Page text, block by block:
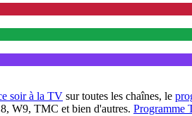
soir à la TV sur toutes les chaînes, le
W9, TMC et bien d'autres. Programme